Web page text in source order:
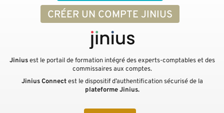
CRÉER UN COMPTE JINIUS
Jiniusest le portail de formation intégré des experts-comptables et des
commissaires aux comptes.
Jinius Connectest le dispositif d’authentification sécurisé de la
plateforme Jinius.